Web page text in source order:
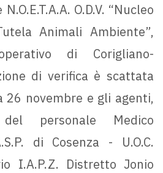
O.D.V. “Nucleo
Animali Ambiente”,
di Corigliano-
di verifica è scattata
26 novembre e gli agenti,
personale Medico
di Cosenza - U.O.C.
I.A.P.Z. Distretto Jonio